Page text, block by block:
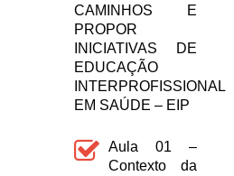
CAMINHOS E
PROPOR
INICIATIVAS DE
EDUCAÇÃO
INTERPROFISSIONAL
EM SAÚDE – EIP
Aula 01 –
Contexto da